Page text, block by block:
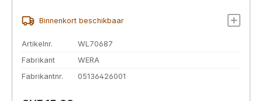
Binnenkort beschikbaar
Artikelnr.
WL70687
Fabrikant
WERA
Fabrikantnr.
05136426001